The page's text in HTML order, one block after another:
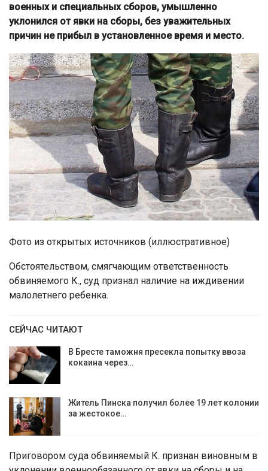
военных и специальных сборов, умышленно
уклонился от явки на сборы, без уважительных
причин не прибыл в установленное время и место.
Фото из открытых источников (иллюстративное)
Обстоятельством, смягчающим ответственность
обвиняемого К., суд признал наличие на иждивении
малолетнего ребенка.
СЕЙЧАС ЧИТАЮТ
В Бресте таможня пресекла попытку ввоза
кокаина через…
Житель Пинска получил более 19 лет колонии
за жестокое…
Приговором суда обвиняемый К. признан виновным в